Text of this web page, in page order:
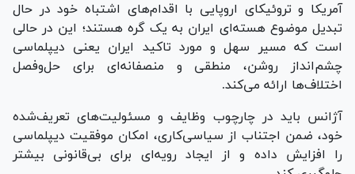
آمریکا و تروئیکای اروپایی با اقدام‌های اشتباه خود در حال
تبدیل موضوع هسته‌ای ایران به یک گره هستند؛ این در حالی
است که مسیر سهل و مورد تاکید ایران یعنی دیپلماسی
چشم‌انداز روشن، منطقی و منصفانه‌ای برای حل‌وفصل
اختلاف‌ها ارائه می‌کند.
آژانس باید در چارچوب وظایف و مسئولیت‌های تعریف‌شده
خود، ضمن اجتناب از سیاسی‌کاری، امکان موفقیت دیپلماسی
را افزایش داده و از ایجاد رویه‌ای برای بی‌قانونی بیشتر